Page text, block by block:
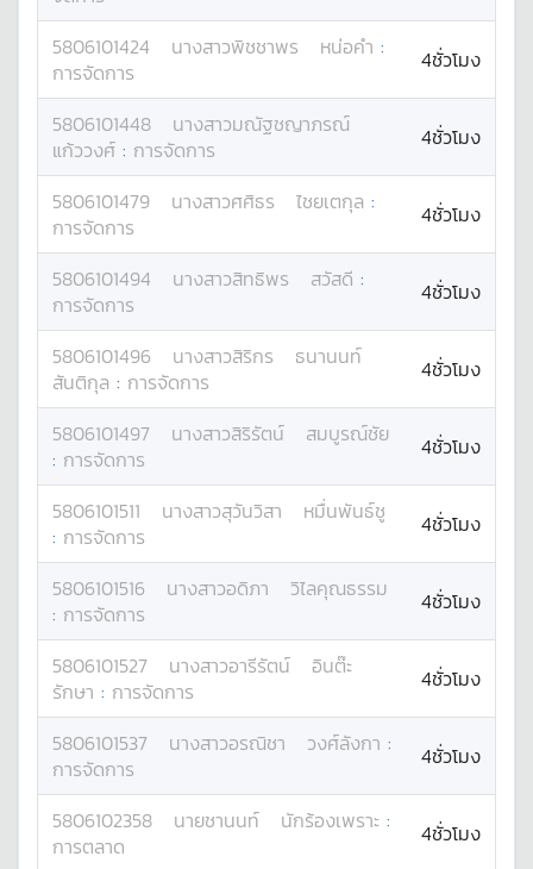
5806101424 นางสาวพิชชาพร หน่อคำ :
การจัดการ
4ชั่วโมง
5806101448 นางสาวมณัฐชญาภรณ์
แก้ววงศ์ : การจัดการ 4ชั่วโมง
5806101479 นางสาวศศิธร ไชยเตกุล :
การจัดการ
4ชั่วโมง
5806101494 นางสาวสิทธิพร สวัสดี :
การจัดการ
4ชั่วโมง
5806101496 นางสาวสิริกร
ธนานนท์
สันติกุล : การจัดการ 4ชั่วโมง
5806101497 นางสาวสิริรัตน์
สมบูรณ์ชัย
: การจัดการ 4ชั่วโมง
5806101511 นางสาวสุวันวิสา
หมื่นพันธ์ชู
: การจัดการ 4ชั่วโมง
5806101516 นางสาวอดิภา
วิไลคุณธรรม
: การจัดการ 4ชั่วโมง
5806101527 นางสาวอารีรัตน์
อินต๊ะ
รักษา : การจัดการ 4ชั่วโมง
5806101537 นางสาวอรณิชา วงศ์ลังกา :
การจัดการ
4ชั่วโมง
5806102358 นายชานนท์ นักร้องเพราะ :
การตลาด
4ชั่วโมง